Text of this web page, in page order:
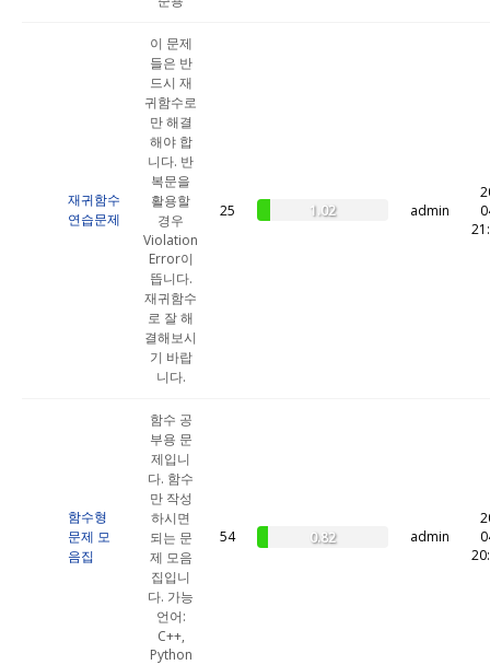
재귀함수
연습문제
이 문제
들은 반
드시 재
귀함수로
만 해결
해야 합
니다. 반
복문을
활용할
경우
Violation
Error이
뜹니다.
재귀함수
로 잘 해
결해보시
기 바랍
니다.
25 1.02 admin
함수형
문제 모
음집
함수 공
부용 문
제입니
다. 함수
만 작성
하시면
되는 문
제 모음
집입니
다. 가능
언어:
C++,
Python
54 0.82 admin